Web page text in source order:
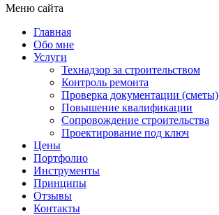
Меню сайта
Главная
Обо мне
Услуги
Технадзор за строительством
Контроль ремонта
Проверка документации (сметы)
Повышение квалификации
Сопровождение строительства
Проектирование под ключ
Цены
Портфолио
Инструменты
Принципы
Отзывы
Контакты